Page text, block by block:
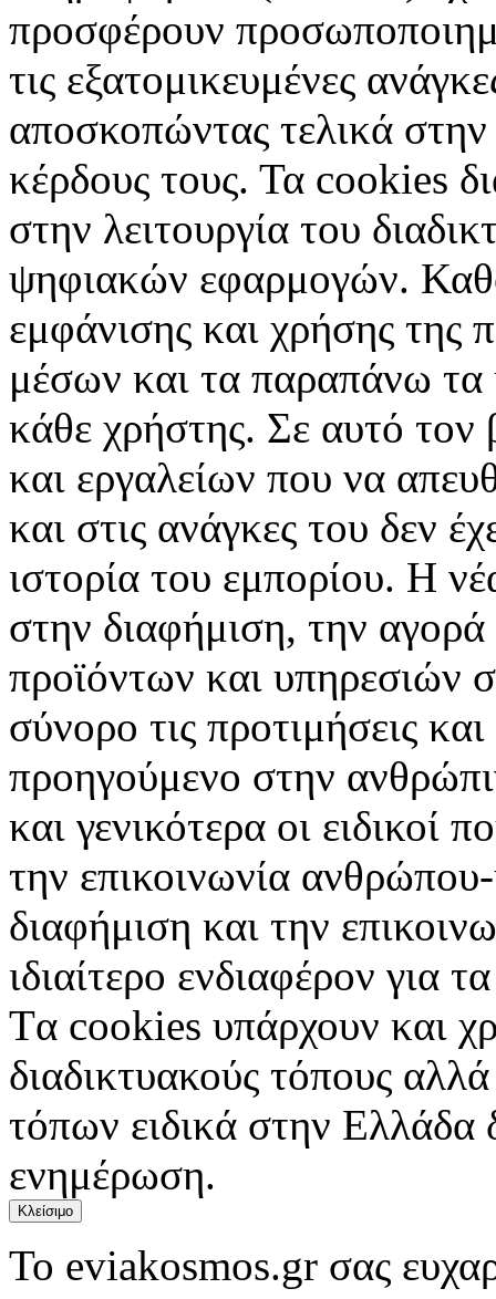
προσφέρουν
τις εξατομικευμένες
αποσκοπώντας τελικά
κέρδους τους. Τα cookies
στην λειτουργία του
ψηφιακών εφαρμογών.
εμφάνισης και χρήσης της
μέσων και τα παραπάνω τα
κάθε χρήστης. Σε αυτό
και εργαλείων που να
και στις ανάγκες του δεν
ιστορία του εμπορίου. Η
στην διαφήμιση, την
προϊόντων και υπηρεσιών
σύνορο τις προτιμήσεις
προηγούμενο στην
και γενικότερα οι ειδικοί
την επικοινωνία
διαφήμιση και την
ιδιαίτερο ενδιαφέρον για
Tα cookies υπάρχουν και
διαδικτυακούς τόπους
τόπων ειδικά στην Ελλάδα
ενημέρωση.
Κλείσιμο
Το eviakosmos.gr σας